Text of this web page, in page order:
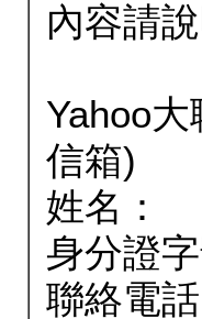
內容請說
Yahoo
信箱)
姓名：
身分證字
聯絡電話